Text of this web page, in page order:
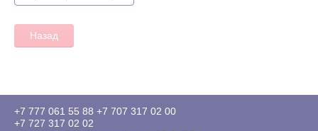
Назад
+7 777 061 55 88 +7 707 317 02 00
+7 727 317 02 02